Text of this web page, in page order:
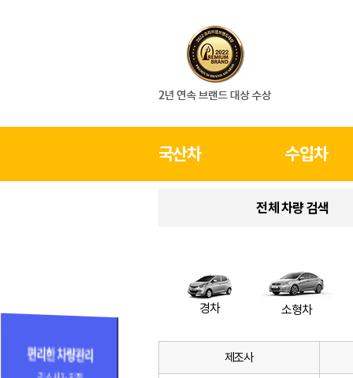
국산차 수입차
전체 차량 검색
경차 소형차
제조사